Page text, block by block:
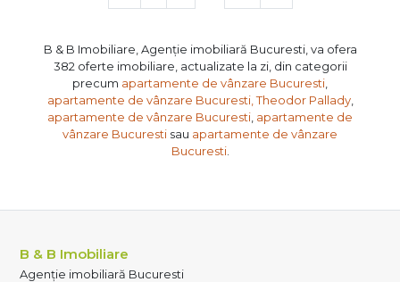
B & B Imobiliare, Agenție imobiliară Bucuresti, va ofera
382 oferte imobiliare, actualizate la zi, din categorii
precum apartamente de vânzare Bucuresti
apartamente de vânzare Bucuresti, Theodor Pallady,
apartamente de vânzare Bucuresti apartamente de
vânzare Bucuresti sau apartamente de vânzare
Bucuresti.
B & B Imobiliare
Agenție imobiliară Bucuresti